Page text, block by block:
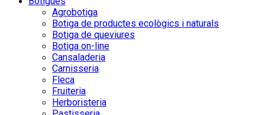
Agrobotiga
Botiga de productes ecològics i naturals
Botiga de queviures
Botiga on-line
Cansaladeria
Carnisseria
Fleca
Fruiteria
Herboristeria